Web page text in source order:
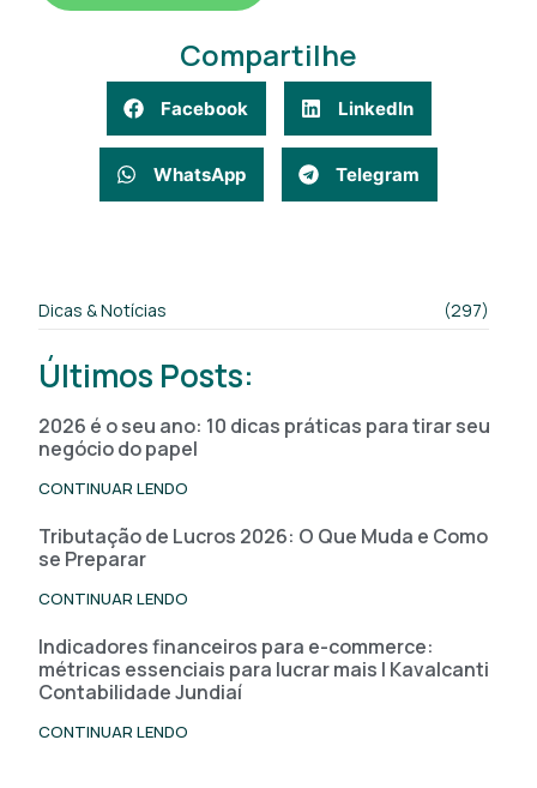
Compartilhe
Facebook LinkedIn
WhatsApp Telegram
Dicas & Notícias (297)
Últimos Posts:
2026 é o seu ano: 10 dicas práticas para tirar seu
negócio do papel
CONTINUAR LENDO
Tributação de Lucros 2026: O Que Muda e Como
se Preparar
CONTINUAR LENDO
Indicadores financeiros para e-commerce:
métricas essenciais para lucrar mais | Kavalcanti
Contabilidade Jundiaí
CONTINUAR LENDO